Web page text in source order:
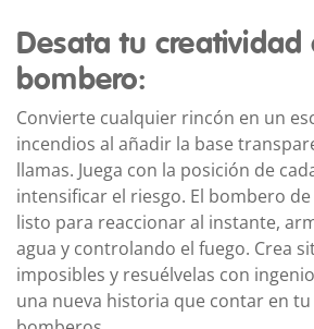
Desata tu creatividad
bombero:
Convierte cualquier rincón en un
incendios al añadir la base
llamas. Juega con la posición de
intensificar el riesgo. El bombero de
listo para reaccionar al instante,
agua y controlando el fuego. Crea
imposibles y resuélvelas con
una nueva historia que contar en